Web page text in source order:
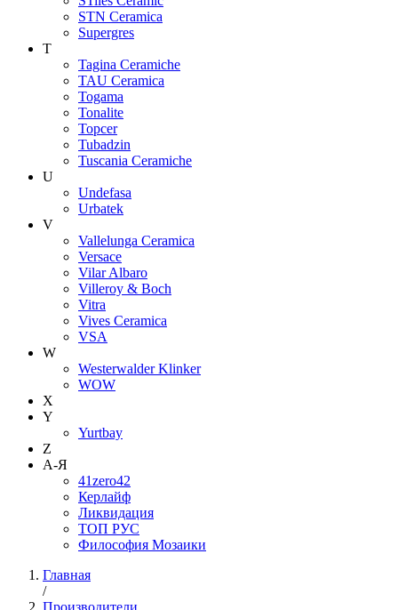
STN Ceramica
Supergres
T
Tagina Ceramiche
TAU Ceramica
Togama
Tonalite
Topcer
Tubadzin
Tuscania Ceramiche
U
Undefasa
Urbatek
V
Vallelunga Ceramica
Versace
Vilar Albaro
Villeroy & Boch
Vitra
Vives Ceramica
VSA
W
Westerwalder Klinker
WOW
X
Y
Yurtbay
Z
А-Я
41zero42
Керлайф
Ликвидация
ТОП РУС
Философия Мозаики
Главная
/
Производители